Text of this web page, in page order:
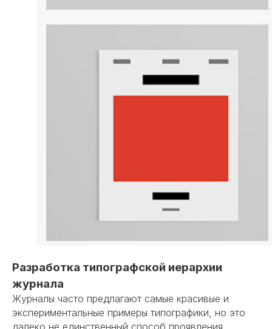
Разработка типографской иерархии
журнала
Журналы часто предлагают самые красивые и
экспериментальные примеры типографики, но это
далеко не единственный способ проявления